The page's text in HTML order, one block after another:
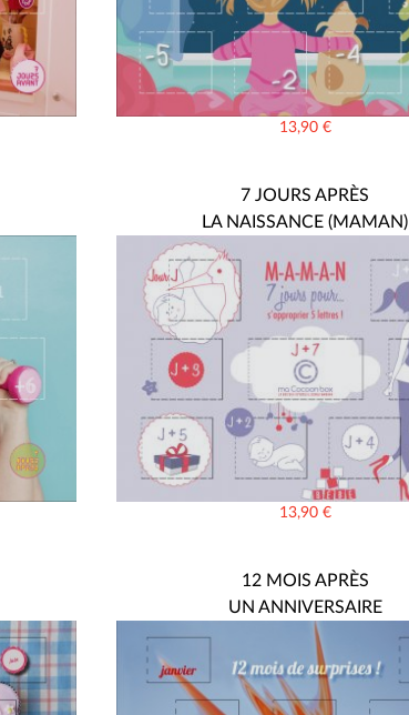
13,90 €
7 JOURS APRÈS
LA NAISSANCE (MAMAN)
13,90 €
12 MOIS APRÈS
UN ANNIVERSAIRE